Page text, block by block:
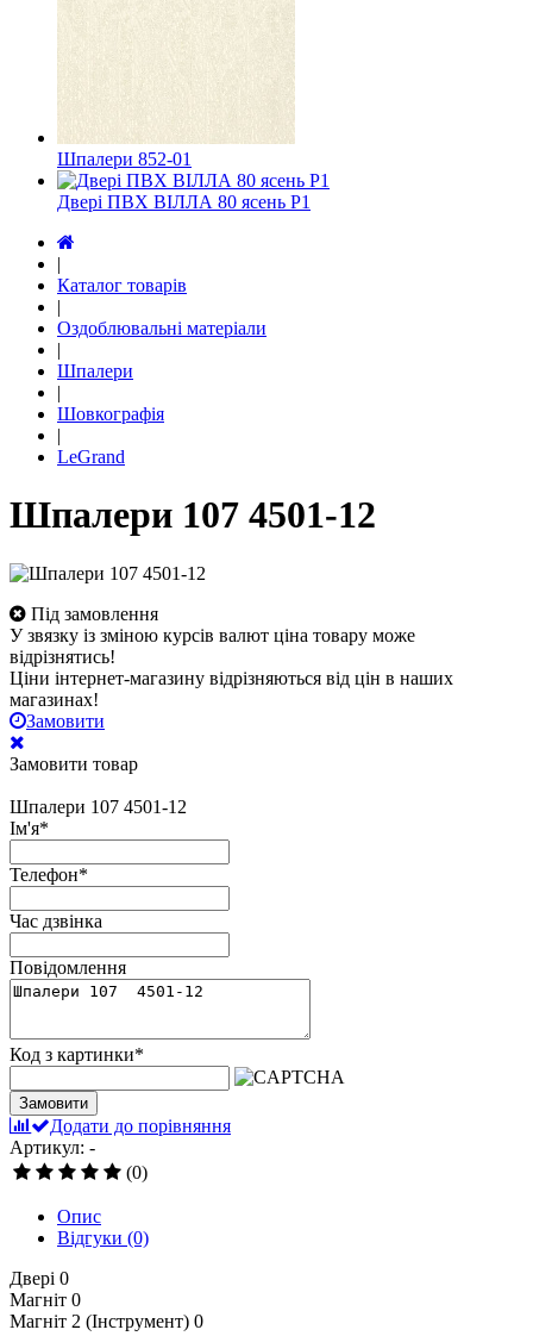
Шпалери 852-01
Двері ПВХ ВІЛЛА 80 ясень Р1
|
Каталог товарів
|
Оздоблювальні матеріали
|
Шпалери
|
Шовкографія
|
LeGrand
Шпалери 107 4501-12
Під замовлення
У звязку із зміною курсів валют ціна товару може
відрізнятись!
Ціни інтернет-магазину відрізняються від цін в наших
магазинах!
Замовити
Замовити товар
Шпалери 107 4501-12
Ім'я*
Телефон*
Час дзвінка
Повідомлення
Код з картинки*
Замовити
Додати до порівняння
Артикул: -
(0)
Опис
Відгуки (0)
Двері 0
Магніт 0
Магніт 2 (Інструмент) 0